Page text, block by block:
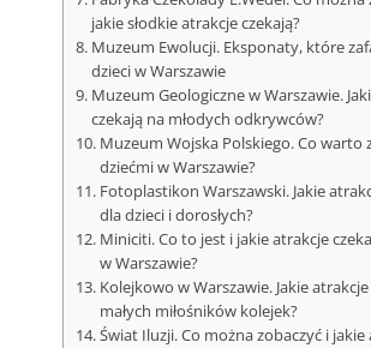
jakie słodkie atrakcje czekają?
Muzeum Ewolucji. Eksponaty, które
dzieci w Warszawie
Muzeum Geologiczne w Warszawie.
czekają na młodych odkrywców?
Muzeum Wojska Polskiego. Co warto
dziećmi w Warszawie?
Fotoplastikon Warszawski. Jakie
dla dzieci i dorosłych?
Miniciti. Co to jest i jakie atrakcje
w Warszawie?
Kolejkowo w Warszawie. Jakie
małych miłośników kolejek?
Świat Iluzji. Co można zobaczyć i jakie